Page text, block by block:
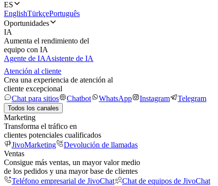
ES
EnglishTürkçePortuguês
Oportunidades
IA
Aumenta el rendimiento del
equipo con IA
Agente de IAAsistente de IA
Atención al cliente
Crea una experiencia de atención al
cliente excepcional
Chat para sitios
Chatbot WhatsApp Instagram Telegram
Todos los canales
Marketing
Transforma el tráfico en
clientes potenciales cualificados
JivoMarketing
Devolución de llamadas
Ventas
Consigue más ventas, un mayor valor medio
de los pedidos y una mayor base de clientes
Teléfono empresarial de JivoChat
Chat de equipos de JivoChat